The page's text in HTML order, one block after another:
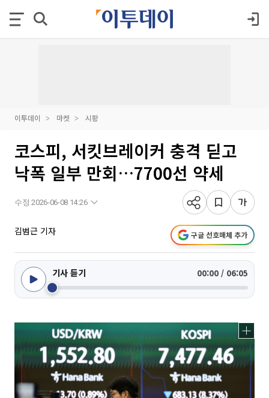
이투데이 마켓 시황
코스피, 서킷브레이커 충격 딛고
낙폭 일부 만회…7700선 약세
수정 2026-06-08 14:26
김범근 기자 구글 선호매체 추가
기사 듣기 00:00 / 06:05